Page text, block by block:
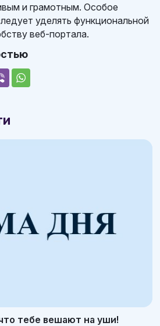
и грамотным. Особое
уделять функциональной
веб-портала.
тебе вешают на уши!